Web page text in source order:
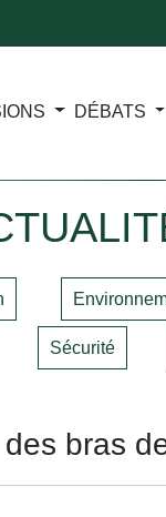
DÉBATS
Sécurité
bras